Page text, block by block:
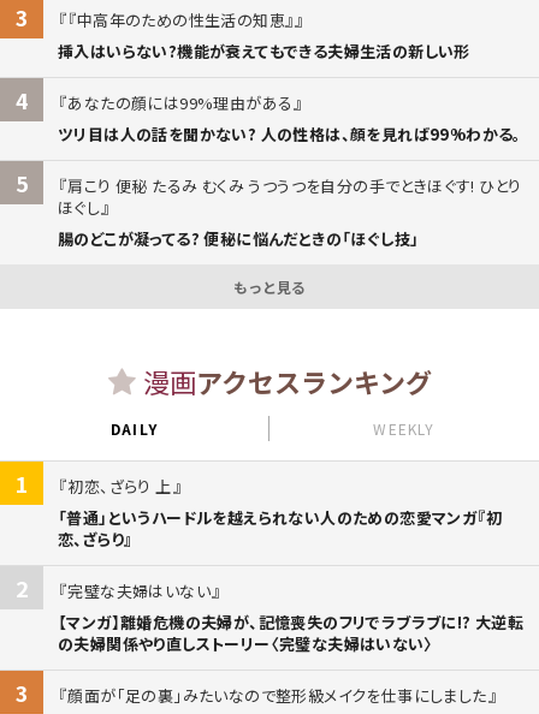
3
『中高年のための性生活の知恵』
挿入はいらない?機能が衰えてもできる夫婦生活の新しい形
4
あなたの顔には99%理由がある
ツリ目は人の話を聞かない? 人の性格は、顔を見れば99%わかる。
5
肩こり 便秘 たるみ むくみ うつうつを自分の手でときほぐす! ひとり
ほぐし
腸のどこが凝ってる? 便秘に悩んだときの「ほぐし技」
もっと見る
漫画アクセスランキング
DAILY WEEKLY
1
初恋、ざらり 上
「普通」というハードルを越えられない人のための恋愛マンガ『初
恋、ざらり』
2
完璧な夫婦はいない
【マンガ】離婚危機の夫婦が、記憶喪失のフリでラブラブに!? 大逆転
の夫婦関係やり直しストーリー〈完璧な夫婦はいない〉
3
顔面が「足の裏」みたいなので整形級メイクを仕事にしました